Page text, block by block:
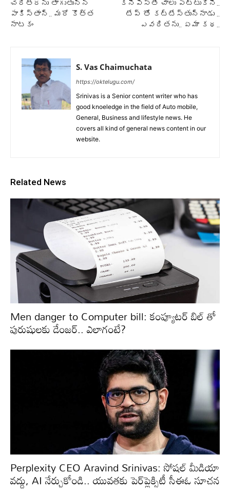
చరిత్రను తాగుతున్న
పాకిస్తాన్.. మరో కొత్త
నాటకం
కనిపిస్తే చాలు పట్టుకొని..
టేప్ తో కట్టేస్తున్నాడు ..
ఎవరితను.. ఏమా కథ..
S. Vas Chaimuchata
https://oktelugu.com/
Srinivas is a Senior content writer who has
good knoeledge in the field of Auto mobile,
General, Business and lifestyle news. He
covers all kind of general news content in our
website.
Related News
Men danger to Computer bill: కంప్యూటర్ బిల్ తో
పురుషులకు డేంజర్.. ఎలాగంటే?
Perplexity CEO Aravind Srinivas: సోషల్ మీడియా
వద్దు, AI నేర్చుకోండి.. యువతకు పెర్‌ప్లెక్సిటీ సీఈఓ సూచన